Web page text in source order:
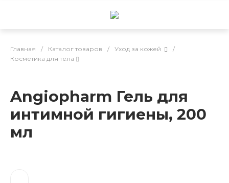
Главная / Каталог товаров / Уход за кожей
/
Косметика для тела
Angiopharm Гель для
интимной гигиены, 200
мл